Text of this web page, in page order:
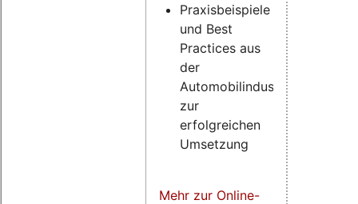
Praxisbeispiele
und Best
Practices aus
der
Automobilindustrie
zur
erfolgreichen
Umsetzung
Mehr zur Online-